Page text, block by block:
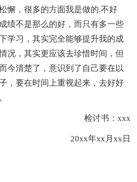
懈，很多的方面我是做的.不好
绩不是那么的好，而只有多一些
学习，其实完全能够提升我的成
况，其实更应该去珍惜时间，但
今清楚了，意识到了自己要在以
，要在时间上重视起来，去好好
检讨书：xxx
20xx年xx月xx日